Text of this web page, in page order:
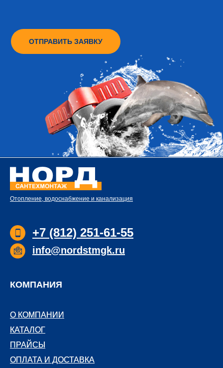
ОТПРАВИТЬ ЗАЯВКУ
Отопление, водоснабжение и канализация
+7 (812) 251-61-55
info@nordstmgk.ru
О КОМПАНИИ
О КОМПАНИИ
КАТАЛОГ
КАТАЛОГ
ПРАЙСЫ
ПРАЙСЫ
ОПЛАТА И ДОСТАВКА
ОПЛАТА И ДОСТАВКА
КОМПАНИЯ